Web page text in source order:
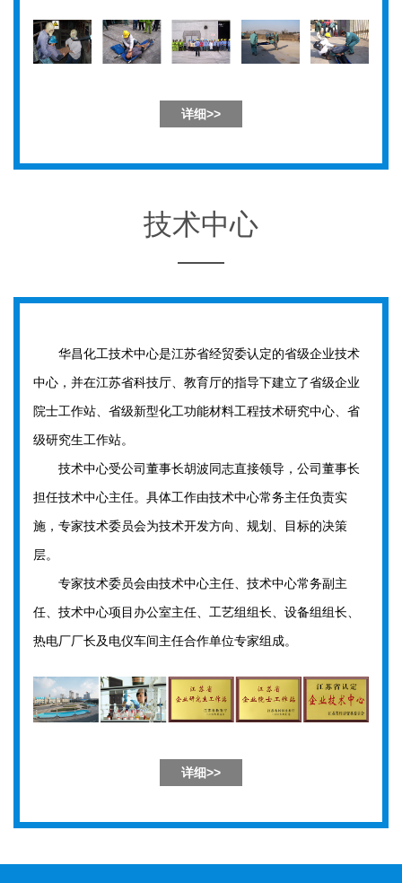
详细>>
技术中心
华昌化工技术中心是江苏省经贸委认定的省级企业技术
中心，并在江苏省科技厅、教育厅的指导下建立了省级企业
院士工作站、省级新型化工功能材料工程技术研究中心、省
级研究生工作站。
技术中心受公司董事长胡波同志直接领导，公司董事长
担任技术中心主任。具体工作由技术中心常务主任负责实
施，专家技术委员会为技术开发方向、规划、目标的决策
层。
专家技术委员会由技术中心主任、技术中心常务副主
任、技术中心项目办公室主任、工艺组组长、设备组组长、
热电厂厂长及电仪车间主任合作单位专家组成。
详细>>